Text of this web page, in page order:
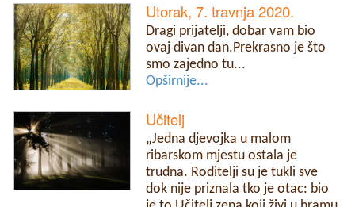
Utorak, 7. travnja 2020.
Dragi prijatelji, dobar vam bio
ovaj divan dan.Prekrasno je što
smo zajedno tu...
Opširnije...
Učitelj
„Jedna djevojka u malom
ribarskom mjestu ostala je
trudna. Roditelji su je tukli sve
dok nije priznala tko je otac: bio